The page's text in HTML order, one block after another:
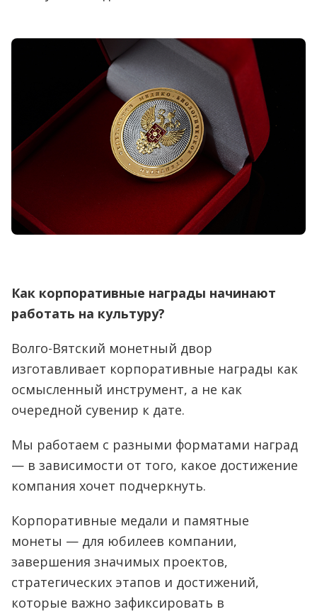
Как корпоративные награды начинают
работать на культуру?
Волго-Вятский монетный двор
изготавливает корпоративные награды как
осмысленный инструмент, а не как
очередной сувенир к дате.
Мы работаем с разными форматами наград
— в зависимости от того, какое достижение
компания хочет подчеркнуть.
Корпоративные медали и памятные
монеты — для юбилеев компании,
завершения значимых проектов,
стратегических этапов и достижений,
которые важно зафиксировать в